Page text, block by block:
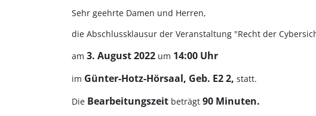
Sehr geehrte Damen und Herren,
die Abschlussklausur der Veranstaltung "Recht der
am 3. August 2022 um 14:00 Uhr
im Günter-Hotz-Hörsaal, Geb. E2 2, statt.
Die Bearbeitungszeit beträgt 90 Minuten.